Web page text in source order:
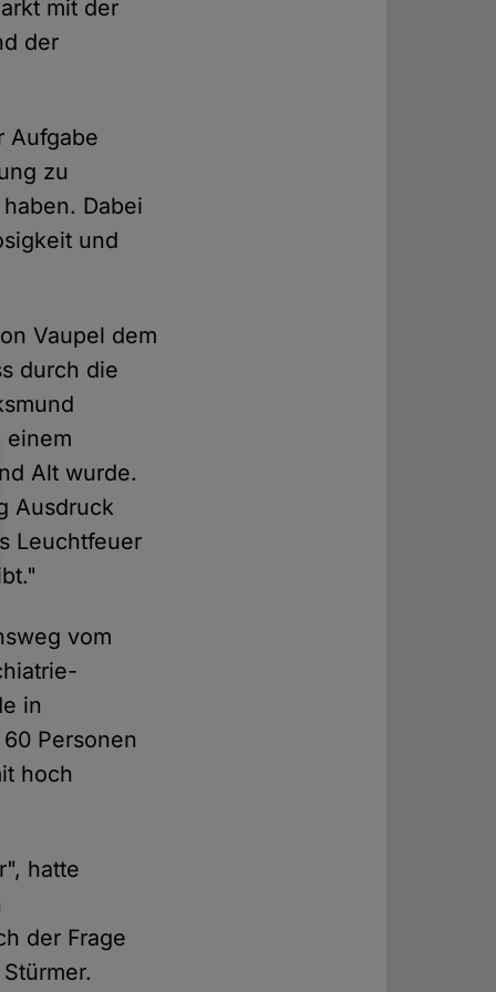
mit der
der
Aufgabe
zu
Dabei
und
Vaupel dem
durch die
einem
Alt wurde.
Ausdruck
Leuchtfeuer
vom
in
Personen
hoch
hatte
der Frage